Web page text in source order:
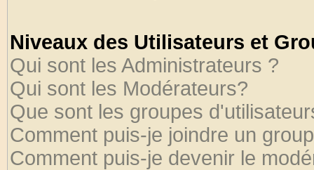
Niveaux des Utilisateurs et
Qui sont les Administrateurs ?
Qui sont les Modérateurs?
Que sont les groupes
Comment puis-je joindre un
Comment puis-je devenir le